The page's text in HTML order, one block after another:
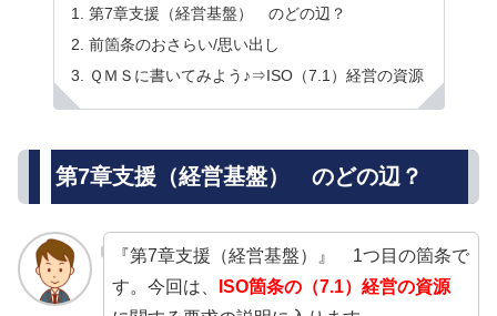
第7章支援（経営基盤） のどの辺？
前箇条のおさらい/思い出し
ＱＭＳに書いてみよう♪⇒ISO（7.1）経営の資源
第7章支援（経営基盤） のどの辺？
『第7章支援（経営基盤）』 1つ目の箇条で
す。今回は、
ISO箇条の（7.1）経営の資源